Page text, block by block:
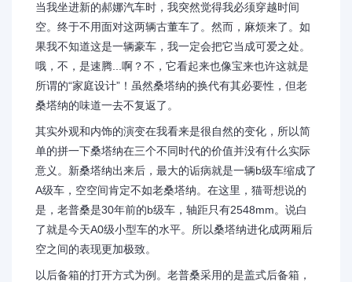
当我坐进新的郝娜汽车时，我突然觉得我必须穿越时间
空。终于不用面对这两辆古董车了。然而，麻烦来了。如
果我不知道这是一辆豪车，我一定会把它当成可爱之处。
哦，不，是速腾...啊？不，它看起来也像宝来也许这就是
所谓的“家庭设计”！虽然桑塔纳的换代有其必要性，但老
桑塔纳的味道一去不复返了。
其实外观和内饰的演变在我看来是很自然的变化，所以简
单的拼一下桑塔纳在三个不同时代的价值并没有什么实际
意义。新桑塔纳出来后，最大的诟病就是一辆b级车缩成了
A级车，空空间肯定不如老桑塔纳。在这里，猫哥想说的
是，老普桑是30年前的b级车，轴距只有2548mm。说白
了就是今天A0级小型车的水平。所以桑塔纳进化成两厢后
空之间的表现更加极致。
以后备箱的打开方式为例。老普桑采用的是盖式后备箱，